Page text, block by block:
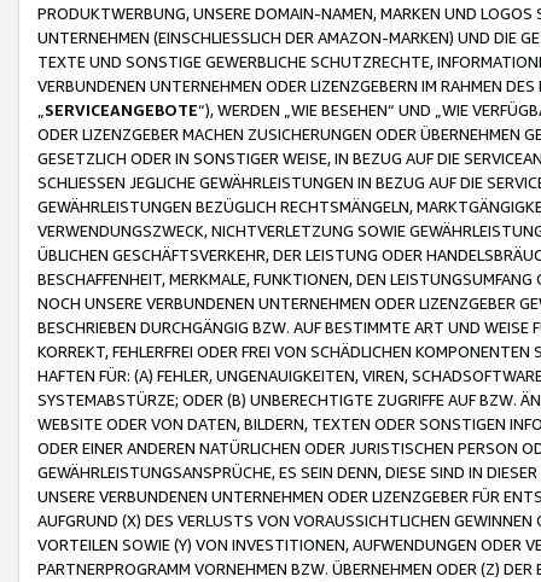
PRODUKTWERBUNG, UNSERE DOMAIN-NAMEN, MARKEN UND
UNTERNEHMEN (EINSCHLIESSLICH DER AMAZON-MARKEN) UND DIE
TEXTE UND SONSTIGE GEWERBLICHE SCHUTZRECHTE,
VERBUNDENEN UNTERNEHMEN ODER LIZENZGEBERN IM RAHMEN
SERVICEANGEBOTE“), WERDEN „WIE BESEHEN“ UND „WIE
ODER LIZENZGEBER MACHEN ZUSICHERUNGEN ODER ÜBERNEHMEN
GESETZLICH ODER IN SONSTIGER WEISE, IN BEZUG AUF DIE
SCHLIESSEN JEGLICHE GEWÄHRLEISTUNGEN IN BEZUG AUF DIE
GEWÄHRLEISTUNGEN BEZÜGLICH RECHTSMÄNGELN,
VERWENDUNGSZWECK, NICHTVERLETZUNG SOWIE
ÜBLICHEN GESCHÄFTSVERKEHR, DER LEISTUNG ODER
BESCHAFFENHEIT, MERKMALE, FUNKTIONEN, DEN
NOCH UNSERE VERBUNDENEN UNTERNEHMEN ODER LIZENZGEBER
BESCHRIEBEN DURCHGÄNGIG BZW. AUF BESTIMMTE ART UND
KORREKT, FEHLERFREI ODER FREI VON SCHÄDLICHEN
HAFTEN FÜR: (A) FEHLER, UNGENAUIGKEITEN, VIREN,
SYSTEMABSTÜRZE; ODER (B) UNBERECHTIGTE ZUGRIFFE AUF BZW.
WEBSITE ODER VON DATEN, BILDERN, TEXTEN ODER SONSTIGEN
ODER EINER ANDEREN NATÜRLICHEN ODER JURISTISCHEN PERSON
GEWÄHRLEISTUNGSANSPRÜCHE, ES SEIN DENN, DIESE SIND IN
UNSERE VERBUNDENEN UNTERNEHMEN ODER LIZENZGEBER FÜR
AUFGRUND (X) DES VERLUSTS VON VORAUSSICHTLICHEN
VORTEILEN SOWIE (Y) VON INVESTITIONEN, AUFWENDUNGEN ODER
PARTNERPROGRAMM VORNEHMEN BZW. ÜBERNEHMEN ODER (Z)